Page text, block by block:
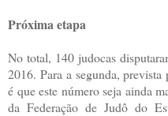
Próxima etapa
No total, 140 judocas
2016. Para a segunda,
é que este número seja ainda
da Federação de Judô do